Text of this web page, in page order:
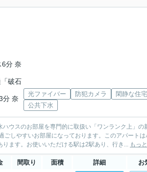
6分 奈
破石
分 奈
光ファイバー 防犯カメラ
閑静な住
公共下水
ウスのお部屋を専門的に取扱い「ワンランク上」の
しやすいお部屋になっております。このアパートは
ます。お使いいただける駅は2駅あり、行き... もっ
間取り 面積 詳細 お